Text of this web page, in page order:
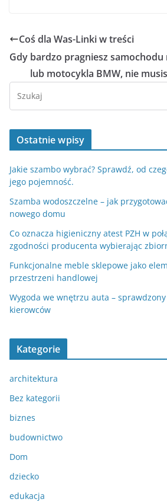
Coś dla Was-Linki w treści
Gdy bardzo pragniesz
lub motocykla BMW, nie
Ostatnie wpisy
Jakie szambo wybrać? Sprawdź, od
jego pojemność.
Szamba wodoszczelne – jak
nowego domu
Co oznacza higieniczny atest PZH w
zgodności producenta wybierając
Funkcjonalne meble sklepowe jako
przestrzeni handlowej
Wygoda we wnętrzu auta –
kierowców
Kategorie
architektura
Bez kategorii
biznes
budownictwo
Dom
dziecko
edukacja